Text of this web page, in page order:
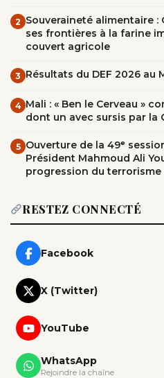
2 Souveraineté alimentaire
ses frontières à la farine
couvert agricole
3 Résultats du DEF 2026 au
4 Mali : « Ben le Cerveau »
dont un avec sursis par la
5 Ouverture de la 49ᵉ
Président Mahmoud Ali
progression du terrorisme
RESTEZ CONNECTÉ
Facebook
X (Twitter)
YouTube
WhatsApp
Rejoindre la chaîne